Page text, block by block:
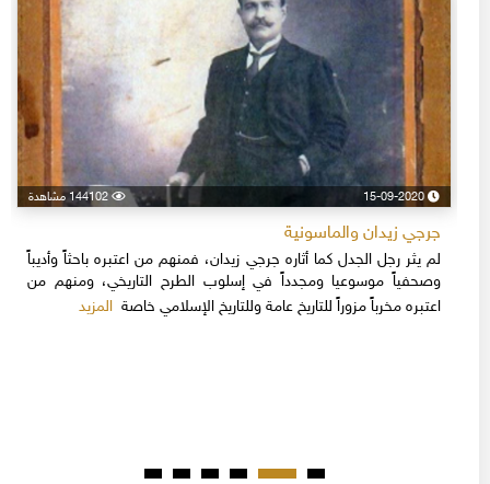
15-09-2020 144102 مشاهدة
جرجي زيدان والماسونية
لم يثر رجل الجدل كما أثاره جرجي زيدان، فمنهم من اعتبره باحثاً وأديباً
وصحفياً موسوعيا ومجدداً في إسلوب الطرح التاريخي، ومنهم من
اعتبره مخرباً مزوراً للتاريخ عامة وللتاريخ الإسلامي خاصةالمزيد